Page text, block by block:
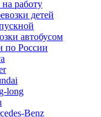
работу
детей
автобусом
по России
long
Benz